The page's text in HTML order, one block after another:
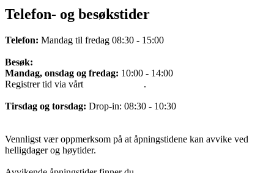
Telefon- og besøkstider
Telefon: Mandag til fredag 08:30 - 15:00
Besøk:
Mandag, onsdag og fredag: 10:00 - 14:00
Registrer tid via vårt
.
Tirsdag og torsdag: Drop-in: 08:30 - 10:30
Vennligst vær oppmerksom på at åpningstidene kan avvike ved
helligdager og høytider.